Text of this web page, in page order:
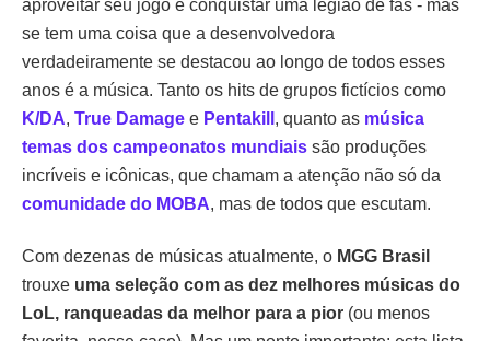
aproveitar seu jogo e conquistar uma legião de fãs - mas
se tem uma coisa que a desenvolvedora
verdadeiramente se destacou ao longo de todos esses
anos é a música. Tanto os hits de grupos fictícios como
K/DA, True Damage e Pentakill , quanto as música
temas dos campeonatos mundiais são produções
incríveis e icônicas, que chamam a atenção não só da
comunidade do MOBA, mas de todos que escutam.
Com dezenas de músicas atualmente, o MGG Brasil
trouxe uma seleção com as dez melhores músicas do
LoL, ranqueadas da melhor para a pior (ou menos